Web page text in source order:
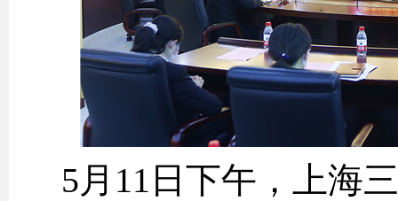
5月 11 日下午，上海